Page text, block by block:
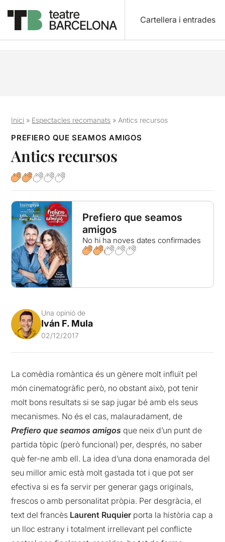
Cartellera i entrades
Inici » Espectacles recomanats » Antics recursos
PREFIERO QUE SEAMOS AMIGOS
Antics recursos
Prefiero que seamos
amigos
No hi ha noves dates confirmades
Una opinió de
Iván F. Mula
02/12/2017
La comèdia romàntica és un gènere molt influït pel
món cinematogràfic però, no obstant això, pot tenir
molt bons resultats si se sap jugar bé amb els seus
mecanismes. No és el cas, malauradament, de
Prefiero que seamos amigos que neix d’un punt de
partida tòpic (però funcional) per, després, no saber
què fer-ne amb ell. La idea d’una dona enamorada del
seu millor amic està molt gastada tot i que pot ser
efectiva si es fa servir per generar gags originals,
frescos o amb personalitat pròpia. Per desgràcia, el
text del francès Laurent Ruquier porta la història cap a
un lloc estrany i totalment irrellevant pel conflicte